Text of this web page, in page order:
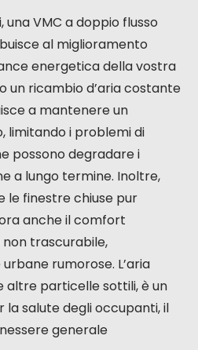
della vostra abitazione.
consumo e la
esterno.
molto performanti e
possono essere
se in
sistema di ventilazione a
l’aria calda senza alcun
globale
VMC a doppio flusso